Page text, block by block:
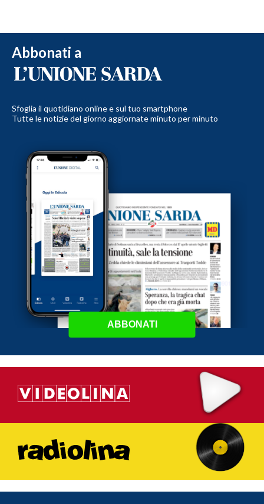
Abbonati a
Sfoglia il quotidiano online e sul tuo smartphone
Tutte le notizie del giorno aggiornate minuto per minuto
ABBONATI